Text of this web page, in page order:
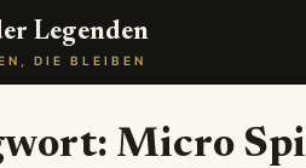
Legenden
DIE BLEIBEN
Micro